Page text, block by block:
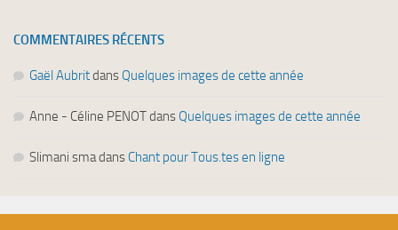
COMMENTAIRES RÉCENTS
Gaël Aubritdans Quelques images de cette année
Anne - Céline PENOTdans Quelques images de cette année
Slimani smadans Chant pour Tous.tes en ligne